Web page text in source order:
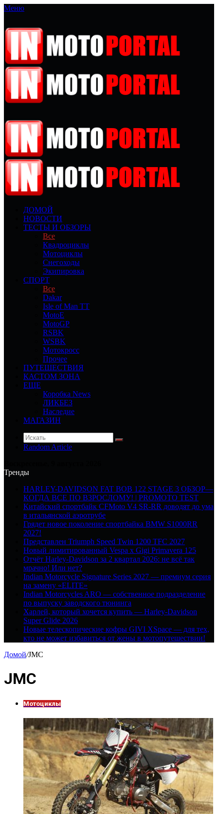
Меню
ДОМОЙ
НОВОСТИ
ТЕСТЫ И ОБЗОРЫ
Все
Квадроциклы
Мотоциклы
Снегоходы
Экипировка
СПОРТ
Все
Dakar
Isle of Man TT
MotoE
MotoGP
RSBK
WSBK
Мотокросс
Прочее
ПУТЕШЕСТВИЯ
КАСТОМ ЗОНА
ЕЩЕ
Коробка News
ЛИКБЕЗ
Наследие
МАГАЗИН
Random Article
Тренды
HARLEY-DAVIDSON FAT BOB 122 STAGE 3 ОБЗОР—
КОГДА ВСЕ ПО ВЗРОСЛОМУ! | PROMOTO TEST
Китайский спортбайк CFMoto V4 SR-RR доводят до ума
в итальянской аэротрубе
Грядет новое поколение спортбайка BMW S1000RR
2027!
Представлен Triumph Speed Twin 1200 TFC 2027
Новый лимитированный Vespa x Gigi Primavera 125
Отчёт Harley-Davidson за 2 квартал 2026: не всё так
мрачно! Или нет?
Indian Motorcycle Signature Series 2027 — премиум серия
на замену «ELITE»
Indian Motorcycles ARO — собственное подразделение
по выпуску заводского тюнинга
Харлей, который хочется купить — Harley-Davidson
Super Glide 2026
Новые телескопические кофры GIVI XSpace — для тех,
кто не может избавиться от жены в мотопутешествии!
Домой/JMC
JMC
Мотоциклы